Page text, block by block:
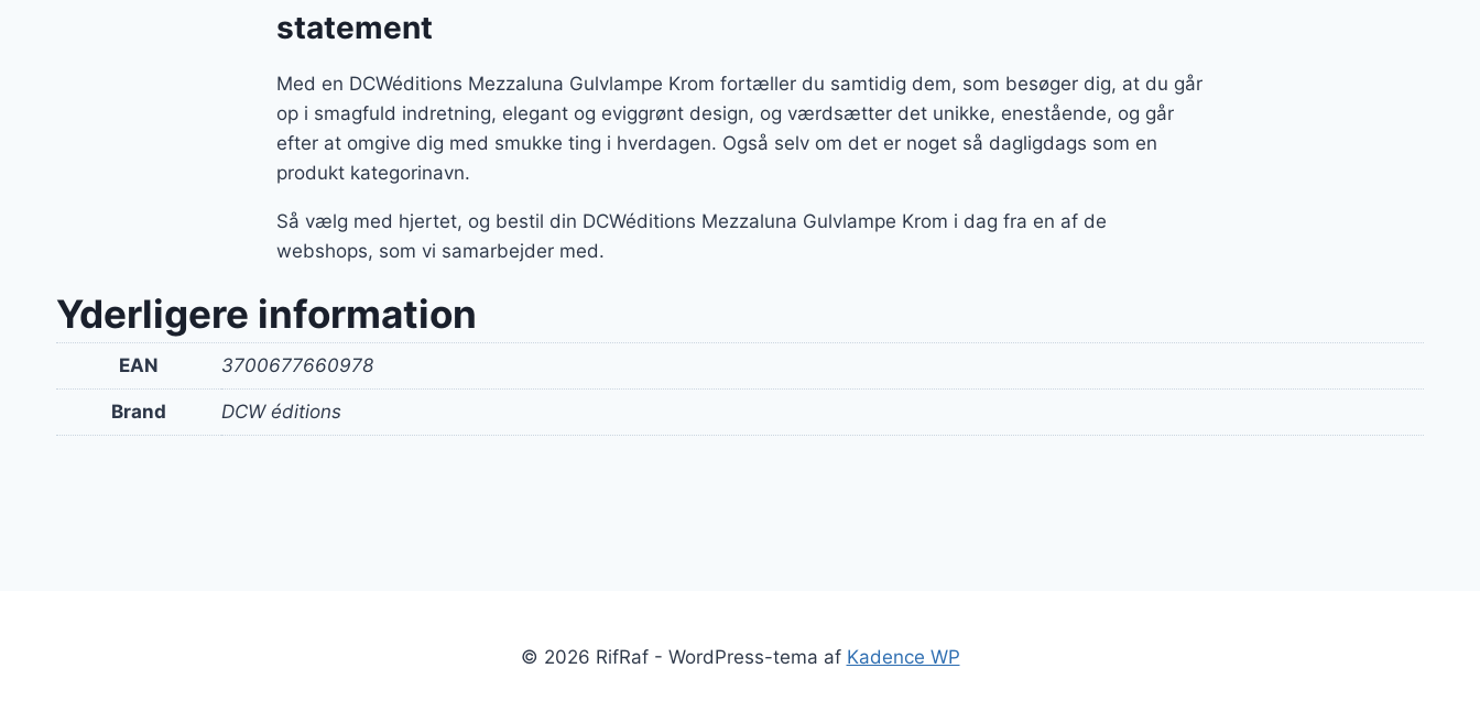
statement
Med en DCWéditions Mezzaluna Gulvlampe Krom fortæller du samtidig dem, som besøger dig, at du går
op i smagfuld indretning, elegant og eviggrønt design, og værdsætter det unikke, enestående, og går
efter at omgive dig med smukke ting i hverdagen. Også selv om det er noget så dagligdags som en
produkt kategorinavn.
Så vælg med hjertet, og bestil din DCWéditions Mezzaluna Gulvlampe Krom i dag fra en af de
webshops, som vi samarbejder med.
Yderligere information
EAN 3700677660978
Brand DCW éditions
© 2026 RifRaf - WordPress-tema af Kadence WP